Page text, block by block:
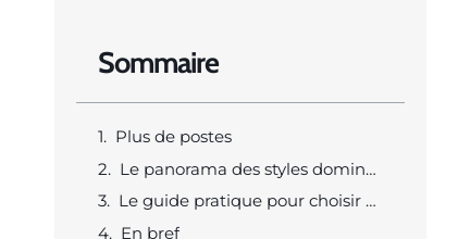
Sommaire
Plus de postes
Le panorama des styles dominants pour 2025 qui guident les choix mode et d’inspiration
Le guide pratique pour choisir et porter ses boucles d’oreilles en 2025 selon morphologie occasion et budget
En bref